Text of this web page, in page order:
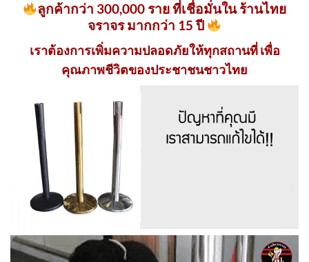
ลูกค้ากว่า 300,000 ราย ที่เชื่อมั่นใน ร้านไทย
จราจร มากกว่า 15 ปี
เราต้องการเพิ่มความปลอดภัยให้ทุกสถานที่ เพื่อ
คุณภาพชีวิตของประชาชนชาวไทย